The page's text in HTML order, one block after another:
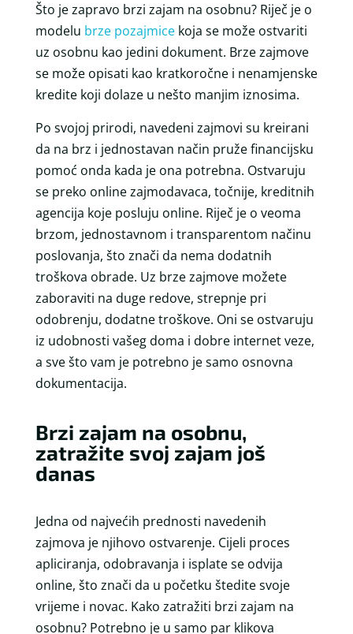
Što je zapravo brzi zajam na osobnu? Riječ je o
modelu brze pozajmicekoja se može ostvariti
uz osobnu kao jedini dokument. Brze zajmove
se može opisati kao kratkoročne i nenamjenske
kredite koji dolaze u nešto manjim iznosima.
Po svojoj prirodi, navedeni zajmovi su kreirani
da na brz i jednostavan način pruže financijsku
pomoć onda kada je ona potrebna. Ostvaruju
se preko online zajmodavaca, točnije, kreditnih
agencija koje posluju online. Riječ je o veoma
brzom, jednostavnom i transparentom načinu
poslovanja, što znači da nema dodatnih
troškova obrade. Uz brze zajmove možete
zaboraviti na duge redove, strepnje pri
odobrenju, dodatne troškove. Oni se ostvaruju
iz udobnosti vašeg doma i dobre internet veze,
a sve što vam je potrebno je samo osnovna
dokumentacija.
Brzi zajam na osobnu,
zatražite svoj zajam još
danas
Jedna od najvećih prednosti navedenih
zajmova je njihovo ostvarenje. Cijeli proces
apliciranja, odobravanja i isplate se odvija
online, što znači da u početku štedite svoje
vrijeme i novac. Kako zatražiti brzi zajam na
osobnu? Potrebno je u samo par klikova